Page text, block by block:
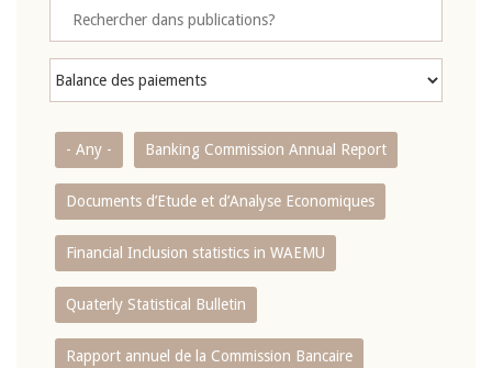
- Any - Banking Commission Annual Report
Documents d’Etude et d’Analyse Economiques
Financial Inclusion statistics in WAEMU
Quaterly Statistical Bulletin
Rapport annuel de la Commission Bancaire